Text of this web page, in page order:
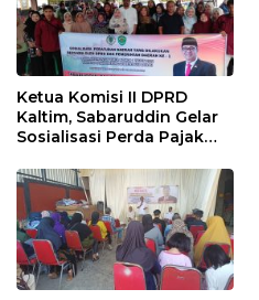
Ketua Komisi II DPRD
Kaltim, Sabaruddin Gelar
Sosialisasi Perda Pajak
Sepinggan Raya
Balikpapan